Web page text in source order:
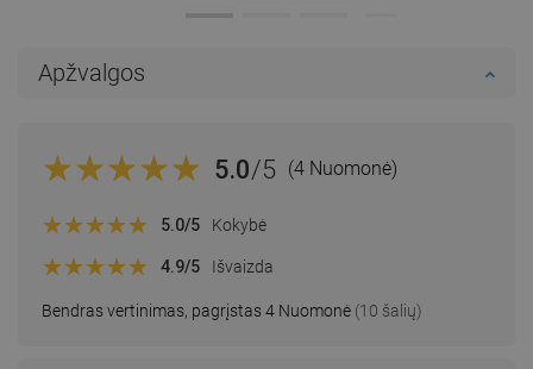
Apžvalgos
5.0/5 (4 Nuomonė)
Bendras vertinimas, pagrįstas 4 Nuomonė (10 šalių)
5.0/5 Kokybė
4.9/5 Išvaizda